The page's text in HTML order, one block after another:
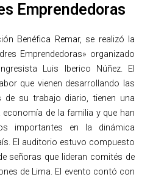
Emprendedoras
Benéfica Remar, se realizó la
Emprendedoras» organizado
Luis Iberico Núñez. El
que vienen desarrollando las
de su trabajo diario, tienen una
de la familia y que han
importantes en la dinámica
El auditorio estuvo compuesto
señoras que lideran comités de
de Lima. El evento contó con